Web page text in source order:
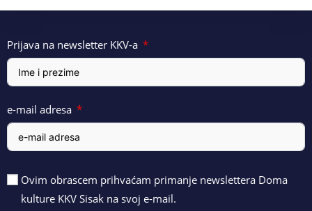
Prijava na newsletter KKV-a
e-mail adresa
Ovim obrascem prihvaćam primanje newslettera Doma
kulture KKV Sisak na svoj e-mail.